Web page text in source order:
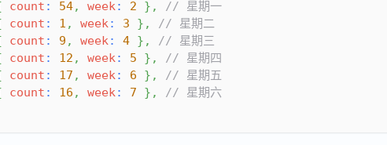
count : 54, week: 2 } ,
// 星期一
count : 1 , week: 3 } ,
// 星期二
count : 9 , week: 4 } ,
// 星期三
count : 12 , week: 5 } ,
// 星期四
count : 17 , week: 6 } ,
// 星期五
count : 16 , week: 7 } ,
// 星期六